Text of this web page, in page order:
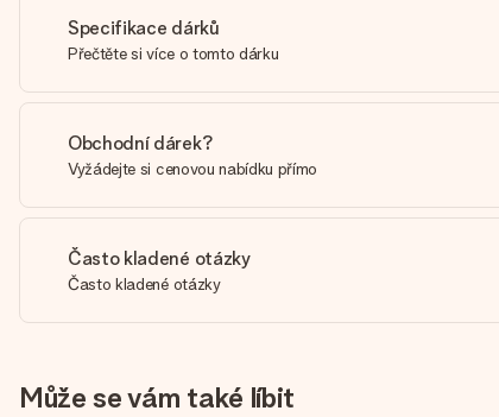
Specifikace dárků
Přečtěte si více o tomto dárku
Obchodní dárek?
Vyžádejte si cenovou nabídku přímo
Často kladené otázky
Často kladené otázky
Může se vám také líbit